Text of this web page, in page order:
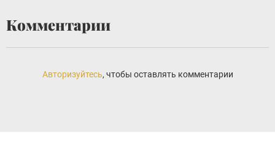
Комментарии
Авторизуйтесь, чтобы оставлять комментарии